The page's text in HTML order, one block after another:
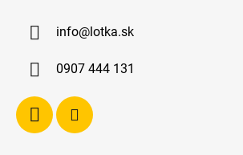
info@lotka.sk
0907 444 131